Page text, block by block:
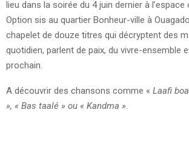
lieu dans la soirée du 4 juin dernier à l’espace
Option sis au quartier Bonheur-ville à
chapelet de douze titres qui décryptent des
quotidien, parlent de paix, du vivre-ensemble
prochain.
A découvrir des chansons comme « Laafi
», « Bas taalé » ou « Kandma ».